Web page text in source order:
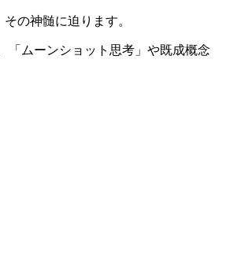
その神髄に迫ります。
「ムーンショット思考」や既成概念